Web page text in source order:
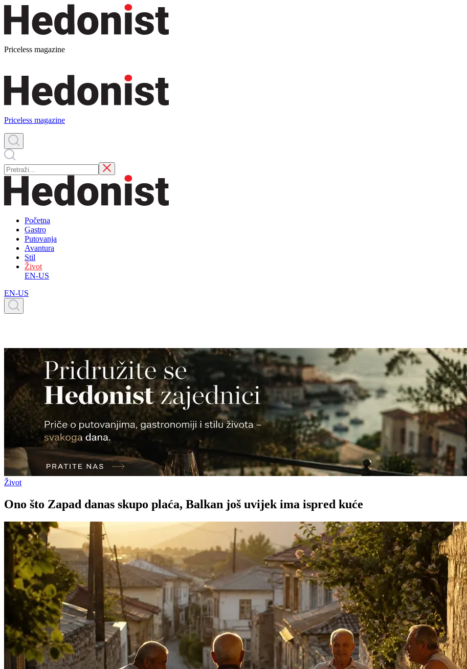
Priceless magazine
Priceless magazine
Početna
Gastro
Putovanja
Avantura
Stil
Život
EN-US
EN-US
Život
Ono što Zapad danas skupo plaća, Balkan još uvijek ima ispred kuće